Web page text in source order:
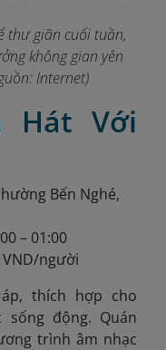
thư giãn cuối tuần,
không gian yên
Internet)
Hát Với
Bến Nghé,
– 01:00
VND/người
thích hợp cho
động. Quán
trình âm nhạc